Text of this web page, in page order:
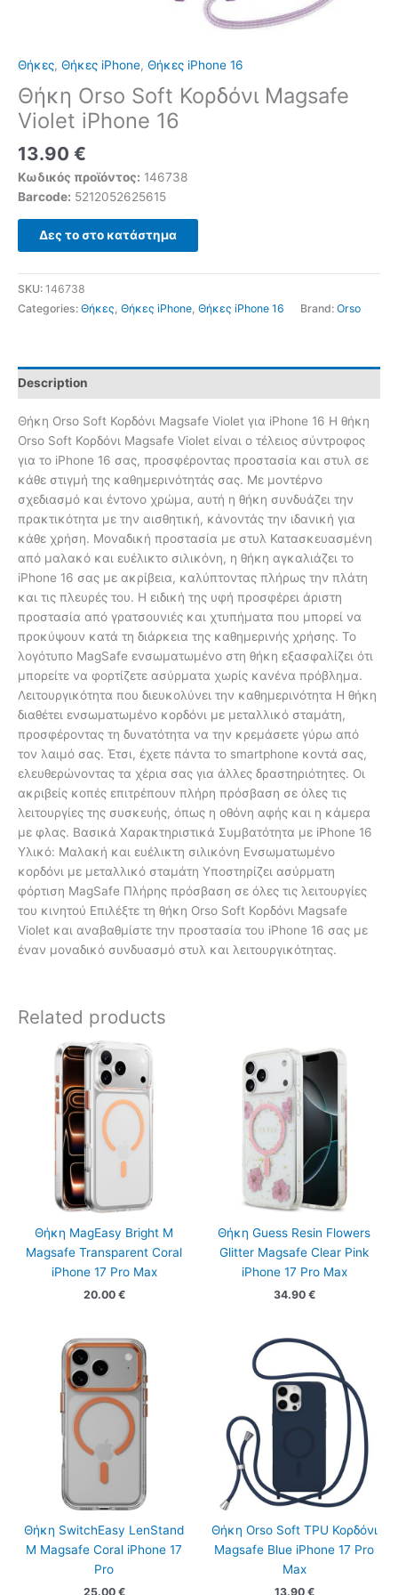
Θήκες, Θήκες iPhone, Θήκες iPhone 16
Θήκη Orso Soft Κορδόνι Magsafe
Violet iPhone 16
13.90 €
Κωδικός προϊόντος: 146738
Barcode: 5212052625615
Δες το στο κατάστημα
SKU: 146738
Categories: Θήκες Θήκες iPhone Θήκες iPhone 16 Brand: Orso
Description
Θήκη Orso Soft Κορδόνι Magsafe Violet για iPhone 16 Η θήκη
Orso Soft Κορδόνι Magsafe Violet είναι ο τέλειος σύντροφος
για το iPhone 16 σας, προσφέροντας προστασία και στυλ σε
κάθε στιγμή της καθημερινότητάς σας. Με μοντέρνο
σχεδιασμό και έντονο χρώμα, αυτή η θήκη συνδυάζει την
πρακτικότητα με την αισθητική, κάνοντάς την ιδανική για
κάθε χρήση. Μοναδική προστασία με στυλ Κατασκευασμένη
από μαλακό και ευέλικτο σιλικόνη, η θήκη αγκαλιάζει το
iPhone 16 σας με ακρίβεια, καλύπτοντας πλήρως την πλάτη
και τις πλευρές του. Η ειδική της υφή προσφέρει άριστη
προστασία από γρατσουνιές και χτυπήματα που μπορεί να
προκύψουν κατά τη διάρκεια της καθημερινής χρήσης. Το
λογότυπο MagSafe ενσωματωμένο στη θήκη εξασφαλίζει ότι
μπορείτε να φορτίζετε ασύρματα χωρίς κανένα πρόβλημα.
Λειτουργικότητα που διευκολύνει την καθημερινότητα Η θήκη
διαθέτει ενσωματωμένο κορδόνι με μεταλλικό σταμάτη,
προσφέροντας τη δυνατότητα να την κρεμάσετε γύρω από
τον λαιμό σας. Έτσι, έχετε πάντα το smartphone κοντά σας,
ελευθερώνοντας τα χέρια σας για άλλες δραστηριότητες. Οι
ακριβείς κοπές επιτρέπουν πλήρη πρόσβαση σε όλες τις
λειτουργίες της συσκευής, όπως η οθόνη αφής και η κάμερα
με φλας. Βασικά Χαρακτηριστικά Συμβατότητα με iPhone 16
Υλικό: Μαλακή και ευέλικτη σιλικόνη Ενσωματωμένο
κορδόνι με μεταλλικό σταμάτη Υποστηρίζει ασύρματη
φόρτιση MagSafe Πλήρης πρόσβαση σε όλες τις λειτουργίες
του κινητού Επιλέξτε τη θήκη Orso Soft Κορδόνι Magsafe
Violet και αναβαθμίστε την προστασία του iPhone 16 σας με
έναν μοναδικό συνδυασμό στυλ και λειτουργικότητας.
Related products
Θήκη MagEasy Bright M
Magsafe Transparent Coral
iPhone 17 Pro Max
20.00 €
Θήκη Guess Resin Flowers
Glitter Magsafe Clear Pink
iPhone 17 Pro Max
34.90 €
Θήκη SwitchEasy LenStand
M Magsafe Coral iPhone 17
Pro
25.00 €
Θήκη Orso Soft TPU Κορδόνι
Magsafe Blue iPhone 17 Pro
Max
13.90 €